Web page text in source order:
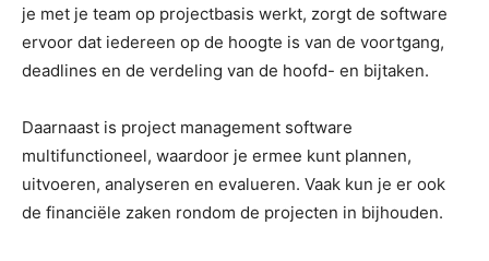
je met je team op projectbasis werkt, zorgt de software
ervoor dat iedereen op de hoogte is van de voortgang,
deadlines en de verdeling van de hoofd- en bijtaken.
Daarnaast is project management software
multifunctioneel, waardoor je ermee kunt plannen,
uitvoeren, analyseren en evalueren. Vaak kun je er ook
de financiële zaken rondom de projecten in bijhouden.